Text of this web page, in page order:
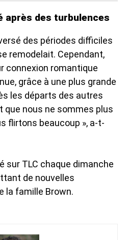
après des turbulences
des périodes difficiles
remodelait. Cependant,
connexion romantique
grâce à une plus grande
les départs des autres
que nous ne sommes plus
flirtons beaucoup », a-t-
sur TLC chaque dimanche
de nouvelles
la famille Brown.